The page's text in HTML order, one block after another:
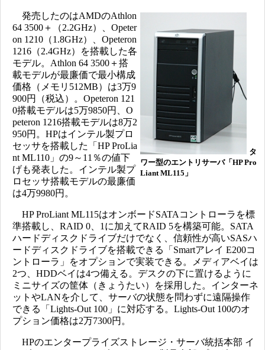
タ
ワー型のエントリサーバ「HP Pro
Liant ML115」
発売したのはAMDのAthlon
64 3500＋（2.2GHz）、Opeter
on 1210（1.8GHz）、Opeteron
1216（2.4GHz）を搭載した各
モデル。Athlon 64 3500＋搭
載モデルが最廉価で最小構成
価格（メモリ512MB）は3万9
900円（税込）。Opeteron 121
0搭載モデルは5万9850円、O
peteron 1216搭載モデルは8万2
950円。HPはインテル製プロ
セッサを搭載した「HP ProLia
nt ML110」の9～11％の値下
げも発表した。インテル製プ
ロセッサ搭載モデルの最廉価
は4万9980円。
HP ProLiant ML115はオンボードSATAコントローラを標
準搭載し、RAID 0、1に加えてRAID 5を構築可能。SATA
ハードディスクドライブだけでなく、信頼性が高いSASハ
ードディスクドライブを搭載できる「Smartアレイ E200コ
ントローラ」をオプションで実装できる。メディアベイは
2つ、HDDベイは4つ備える。デスクの下に置けるように
ミニサイズの筐体（きょうたい）を採用した。インターネ
ットやLANを介して、サーバの状態を問わずに遠隔操作
できる「Lights-Out 100」に対応する。Lights-Out 100のオ
プション価格は2万7300円。
HPのエンタープライズストレージ・サーバ統括本部 イ